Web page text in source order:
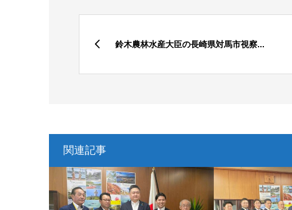
鈴木農林水産大臣の長崎県対馬市視察...
関連記事